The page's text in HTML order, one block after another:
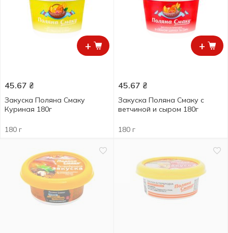
+
45.67 ₴
Закуска Поляна Смаку
Куриная 180г
180 г
+
45.67 ₴
Закуска Поляна Смаку с
ветчиной и сыром 180г
180 г